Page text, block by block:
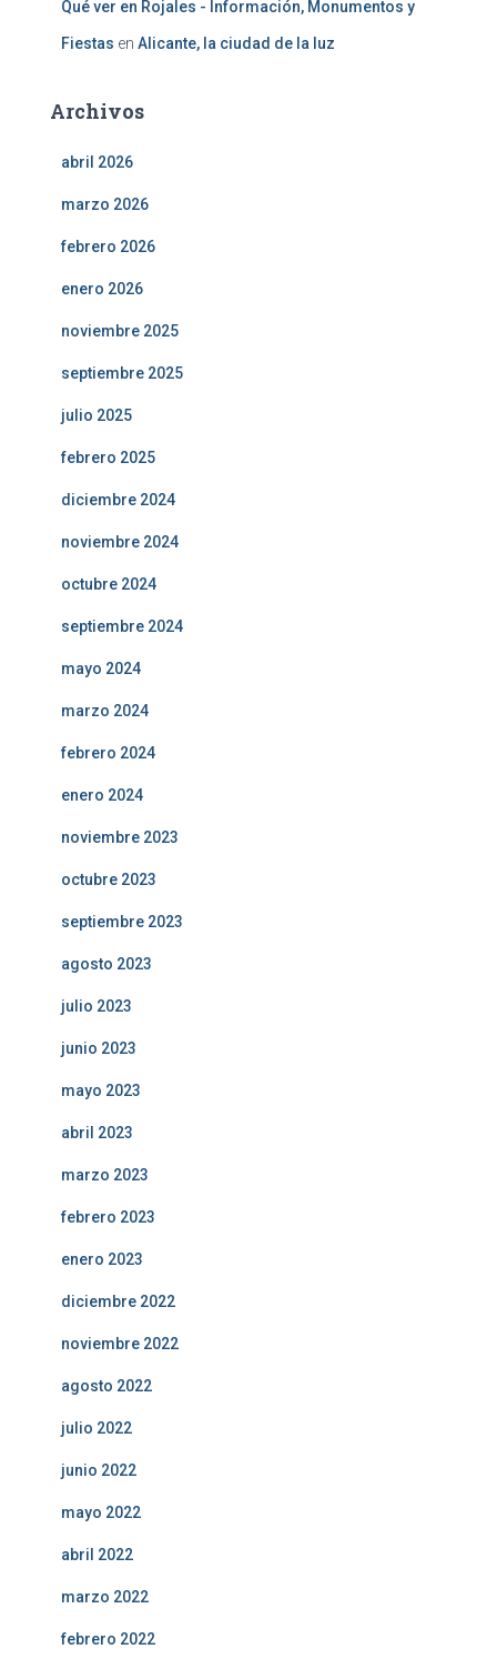
Qué ver en Rojales - Información, Monumentos y
Fiestas en Alicante, la ciudad de la luz
Archivos
abril 2026
marzo 2026
febrero 2026
enero 2026
noviembre 2025
septiembre 2025
julio 2025
febrero 2025
diciembre 2024
noviembre 2024
octubre 2024
septiembre 2024
mayo 2024
marzo 2024
febrero 2024
enero 2024
noviembre 2023
octubre 2023
septiembre 2023
agosto 2023
julio 2023
junio 2023
mayo 2023
abril 2023
marzo 2023
febrero 2023
enero 2023
diciembre 2022
noviembre 2022
agosto 2022
julio 2022
junio 2022
mayo 2022
abril 2022
marzo 2022
febrero 2022